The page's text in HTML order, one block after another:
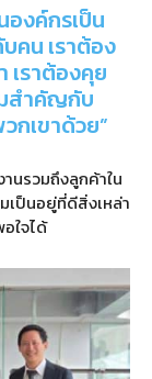
องค์กรเป็น
คน เราต้อง
เราต้องคุย
สำคัญกับ
กเขาด้วย”
นรวมถึงลูกค้าใน
เป็นอยู่ที่ดีสิ่งเหล่า
ใจได้